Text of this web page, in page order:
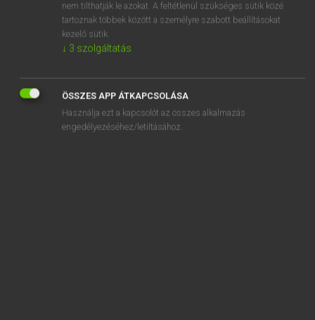
SZOTAR.NET APPLIKÁCIÓ
ONLINE NYELVVIZSGA
nem tilthatják le azokat. A feltétlenül szükséges sütik közé
tartoznak többek között a személyre szabott beállításokat
kezelő sütik.
↓ 3 szolgáltatás
ÖSSZES APP ÁTKAPCSOLÁSA
Használja ezt a kapcsolót az összes alkalmazás
engedélyezéséhez/letiltásához.